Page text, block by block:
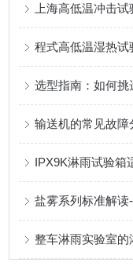
上海高低温冲击
程式高低温湿热
输送机的常见故
IPX9K淋雨试验箱
盐雾系列标准解
整车淋雨实验室